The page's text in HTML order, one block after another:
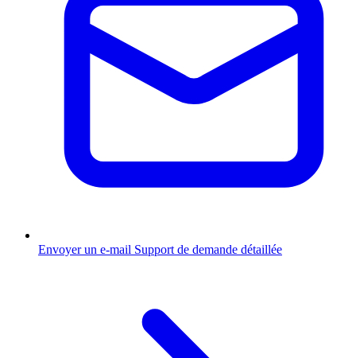
Envoyer un e-mail Support de demande détaillée